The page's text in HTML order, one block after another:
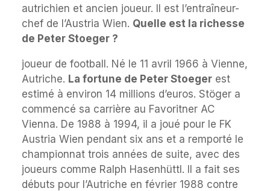
autrichien et ancien joueur. Il est l’entraîneur-
chef de l’Austria Wien. Quelle est la richesse
de Peter Stoeger ?
joueur de football. Né le 11 avril 1966 à Vienne,
Autriche. La fortune de Peter Stoeger est
estimé à environ 14 millions d’euros. Stöger a
commencé sa carrière au Favoritner AC
Vienna. De 1988 à 1994, il a joué pour le FK
Austria Wien pendant six ans et a remporté le
championnat trois années de suite, avec des
joueurs comme Ralph Hasenhüttl. Il a fait ses
débuts pour l’Autriche en février 1988 contre